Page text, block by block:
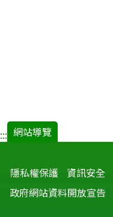
::: 網站導覽
隱私權保護 資訊安全
政府網站資料開放宣告